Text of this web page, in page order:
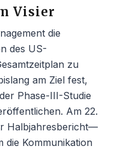
Visier
die
des US-
zu
am Ziel fest,
Phase-III-Studie
Am 22.
Halbjahresbericht—
die Kommunikation